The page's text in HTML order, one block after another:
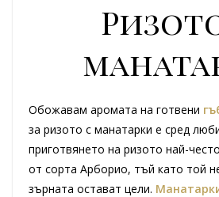
Обожавам аромата на готвени
за ризото с манатарки е сред
приготвянето на ризото най-
от сорта Арборио, тъй като той
зърната остават цели.